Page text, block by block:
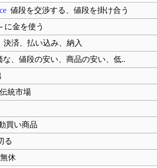
値段を交渉する、値段を掛け合う
に金を使う
決済、払い込み、納入
な、値段の安い、商品の安い、低..
伝統市場
買い商品
る
休